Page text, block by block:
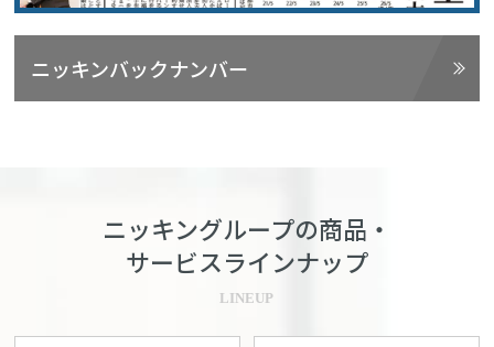
ニッキンバックナンバー
ニッキングループの商品・
サービスラインナップ
LINEUP